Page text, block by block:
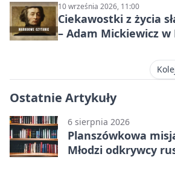
10 września 2026, 11:00
Ciekawostki z życia
– Adam Mickiewicz w
Ostatnie Artykuły
6 sierpnia 2026
Planszówkowa
Młodzi odkrywcy